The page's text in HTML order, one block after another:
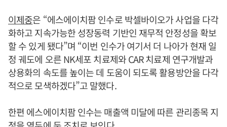
이제중은 “에스에이치팜 인수로 박셀바이오가 사업을 다각
화하고 지속가능한 성장동력 기반인 재무적 안정성을 확보
할 수 있게 됐다”며 “이번 인수가 여기서 더 나아가 현재 일
정 궤도에 오른 NK세포 치료제와 CAR 치료제 연구개발과
상용화의 속도를 높이는 데 도움이 되도록 활용방안을 다각
적으로 모색하겠다”고 말했다.
한편 에스에이치팜 인수는 매출액 미달에 따른 관리종목 지